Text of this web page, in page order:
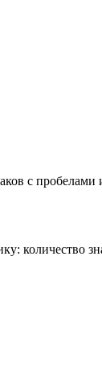
с
количество